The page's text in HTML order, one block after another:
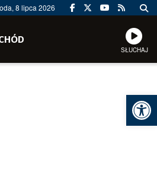
8 lipca 2026
SŁUCHAJ